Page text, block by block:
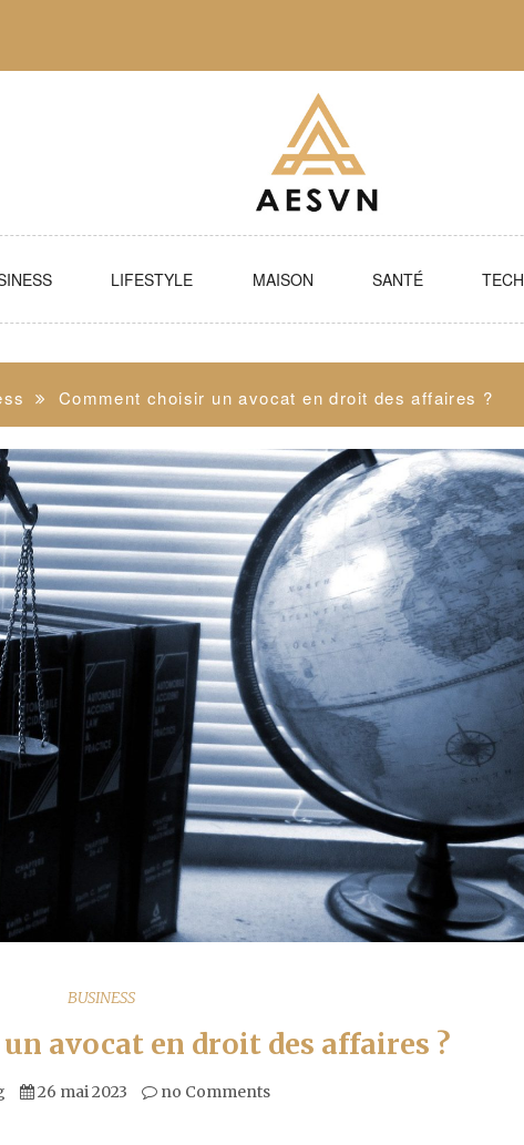
LIFESTYLE MAISON SANTÉ TECH
Comment choisir un avocat en droit des affaires ?
BUSINESS
avocat en droit des affaires ?
26 mai 2023 no Comments